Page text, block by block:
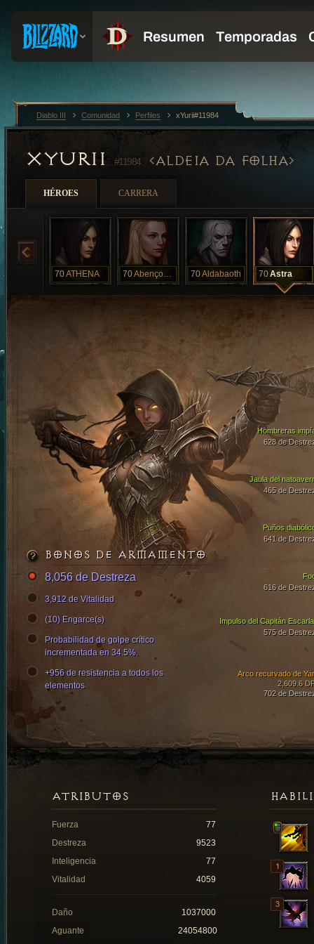
XYURII #11984 ALDEIA DA FOLHA
HÉROES CARRERA
70ATHENA 70 Abençoada 70Aldabaoth 70Astra
Jaula del
465 de
Puños
641 de
Hombreras
628 de
Impulso del Capitán
575 de
Arco recurvado de
2,609.6
702 de
616 de
BONOS DE ARMAMENTO
8,056 de Destreza
3,912 de Vitalidad
(10) Engarce(s)
Probabilidad de golpe crítico
incrementada en 34.5%.
+956 de resistencia a todos los
elementos
ATRIBUTOS
Fuerza
77
Destreza
9523
Inteligencia
77
Vitalidad
4059
Daño
1037000
Aguante
24054800
Diablo III Comunidad Perfiles xYurii#11984